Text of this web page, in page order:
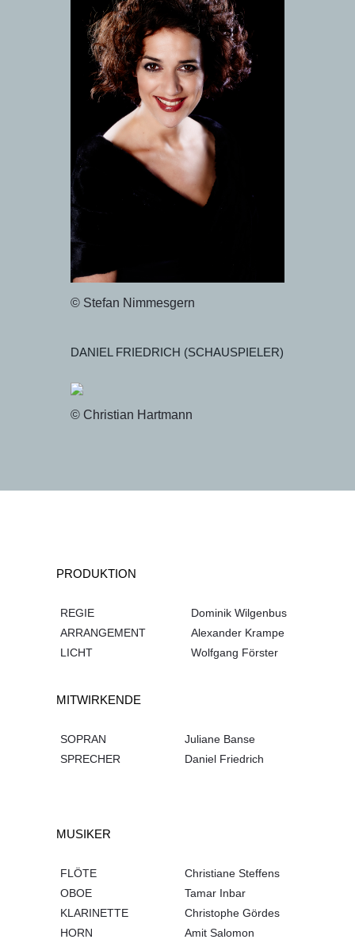
© Stefan Nimmesgern
DANIEL FRIEDRICH (SCHAUSPIELER)
© Christian Hartmann
PRODUKTION
REGIE
Dominik Wilgenbus
ARRANGEMENT
Alexander Krampe
LICHT
Wolfgang Förster
MITWIRKENDE
SOPRAN
Juliane Banse
SPRECHER
Daniel Friedrich
MUSIKER
FLÖTE
Christiane Steffens
OBOE
Tamar Inbar
KLARINETTE
Christophe Gördes
HORN
Amit Salomon